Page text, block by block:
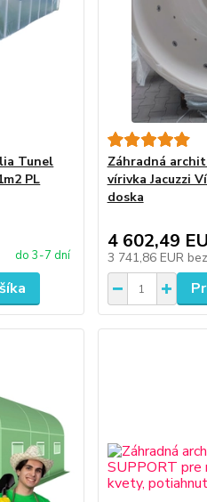
Tunel
PL
do 3-7 dní
Záhradná
vírivka Jacuzzi
doska
4 602,49
3 741,86 EUR